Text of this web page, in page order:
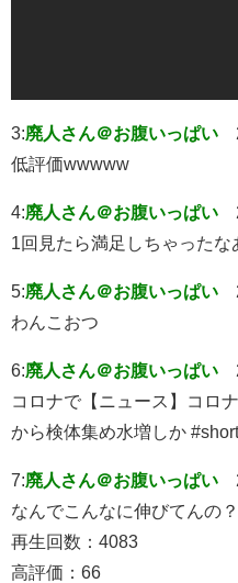
3:廃人さん＠お腹いっぱい
低評価wwwww
4:廃人さん＠お腹いっぱい
1回見たら満足しちゃったな
5:廃人さん＠お腹いっぱい
わんこおつ
6:廃人さん＠お腹いっぱい
コロナで【ニュース】コロ
から検体集め水増しか
7:廃人さん＠お腹いっぱい
なんでこんなに伸びてんの？
再生回数：4083
高評価：66